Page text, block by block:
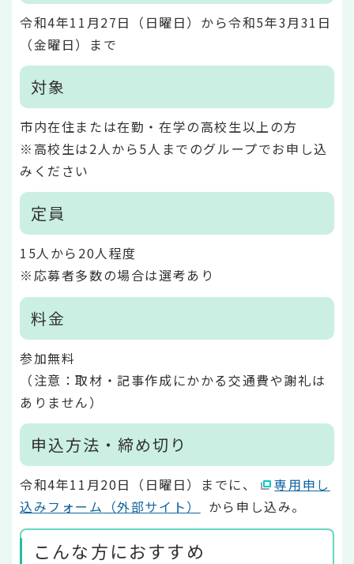
令和4年11月27日（日曜日）から令和5年3月31日
（金曜日）まで
対象
市内在住または在勤・在学の高校生以上の方
※高校生は2人から5人までのグループでお申し込
みください
定員
15人から20人程度
※応募者多数の場合は選考あり
料金
参加無料
（注意：取材・記事作成にかかる交通費や謝礼は
ありません）
申込方法・締め切り
令和4年11月20日（日曜日）までに、
専用申し
込みフォーム（外部サイト）
から申し込み。
こんな方におすすめ